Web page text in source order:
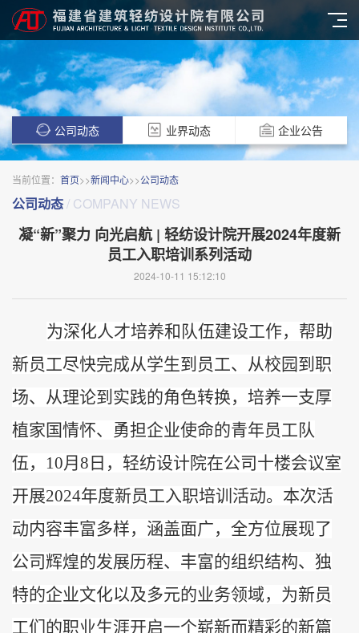
公司动态 业界动态 企业公告
当前位置： 首页>>新闻中心>>公司动态
公司动态/ COMPANY NEWS
凝“新”聚力 向光启航 | 轻纺设计院开展2024年度新
员工入职培训系列活动
2024-10-11 15:12:10
为深化人才培养和队伍建设工作，帮助
新员工尽快完成从学生到员工、从校园到职
场、从理论到实践的角色转换，培养一支厚
植家国情怀、勇担企业使命的青年员工队
伍， 10月8日 ， 轻纺设计院在公司十楼会议室
开展2024年度新员工入职培训活动。本次活
动内容丰富多样，涵盖面广，全方位展现了
公司辉煌的发展历程、丰富的组织结构、独
特的企业文化以及多元的业务领域，为新员
工们的职业生涯开启一个崭新而精彩的新篇